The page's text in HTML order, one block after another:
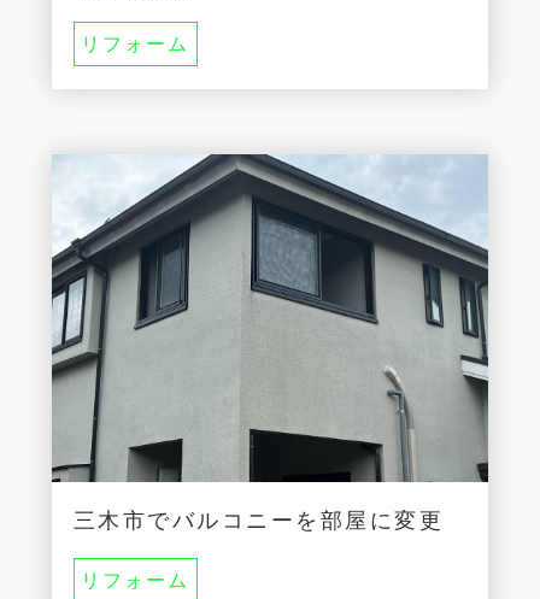
リフォーム
三木市でバルコニーを部屋に変更
リフォーム